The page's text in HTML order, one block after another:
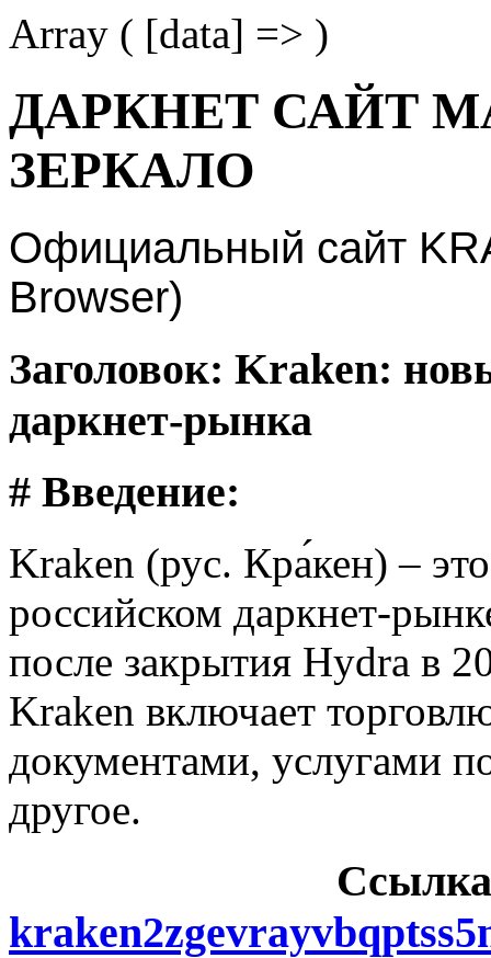
Array ( [data] => )
ДАРКНЕТ САЙТ
ЗЕРКАЛО
Официальный сайт
Browser)
Заголовок: Kraken:
даркнет-рынка
# Введение:
Kraken (рус. Кра́кен) –
российском даркнет-
после закрытия Hydra в
Kraken включает
документами, услугами
другое.